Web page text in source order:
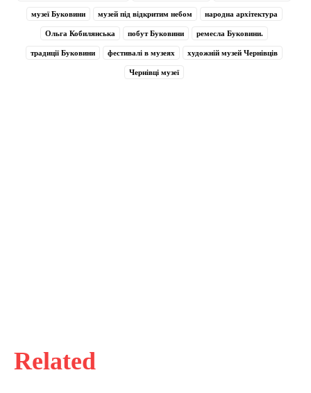
Related
музеї Буковини музей під відкритим небом народна архітектура
Ольга Кобилянська побут Буковини ремесла Буковини.
традиції Буковини фестивалі в музеях художній музей Чернівців
Чернівці музеї